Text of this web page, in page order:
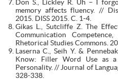
Don S., Lickley R. Uh – I
memory affects fluency. //
2015. DISS 2015. C. 1-4.
Gikas L., Sutcliffe Z. The
Communication
Rhetorical Studies Commons.
Laserna C., Seih Y. &
Know: Filler Word Use as
Personality. // Journal of
328-338.